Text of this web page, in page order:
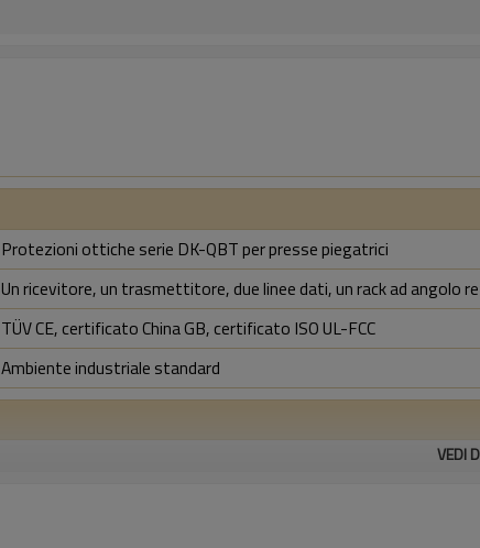
Protezioni ottiche serie DK-QBT per presse piegatrici
Un ricevitore, un trasmettitore, due linee dati, un rack ad angolo
TÜV CE, certificato China GB, certificato ISO UL-FCC
Ambiente industriale standard
VEDI